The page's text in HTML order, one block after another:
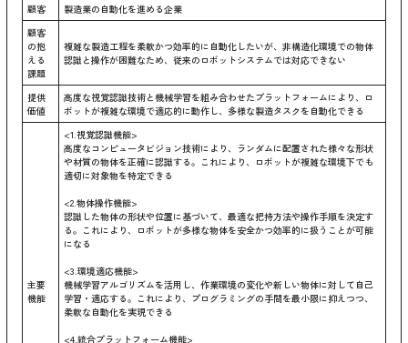
顧客
製造業の自動化を進める企業
顧客
の抱
える
課題
複雑な製造工程を柔軟かつ効率的に自動化したいが、非構造化環境での物体
認識と操作が困難なため、従来のロボットシステムでは対応できない
提供
価値
高度な視覚認識技術と機械学習を組み合わせたプラットフォームにより、ロ
ボットが複雑な環境で適応的に動作し、多様な製造タスクを自動化できる
主要
機能
<1.視覚認識機能>
高度なコンピュータビジョン技術により、ランダムに配置された様々な形状
や材質の物体を正確に認識する。これにより、ロボットが複雑な環境下でも
適切に対象物を特定できる
<2.物体操作機能>
認識した物体の形状や位置に基づいて、最適な把持方法や操作手順を決定す
る。これにより、ロボットが多様な物体を安全かつ効率的に扱うことが可能
になる
<3.環境適応機能>
機械学習アルゴリズムを活用し、作業環境の変化や新しい物体に対して自己
学習・適応する。これにより、プログラミングの手間を最小限に抑えつつ、
柔軟な自動化を実現できる
<4.統合プラットフォーム機能>